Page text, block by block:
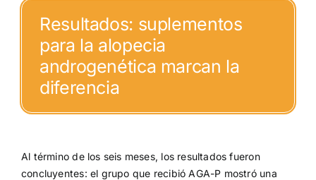
Resultados: suplementos
para la alopecia
androgenética marcan la
diferencia
Al término de los seis meses, los resultados fueron
concluyentes: el grupo que recibió AGA-P mostró una